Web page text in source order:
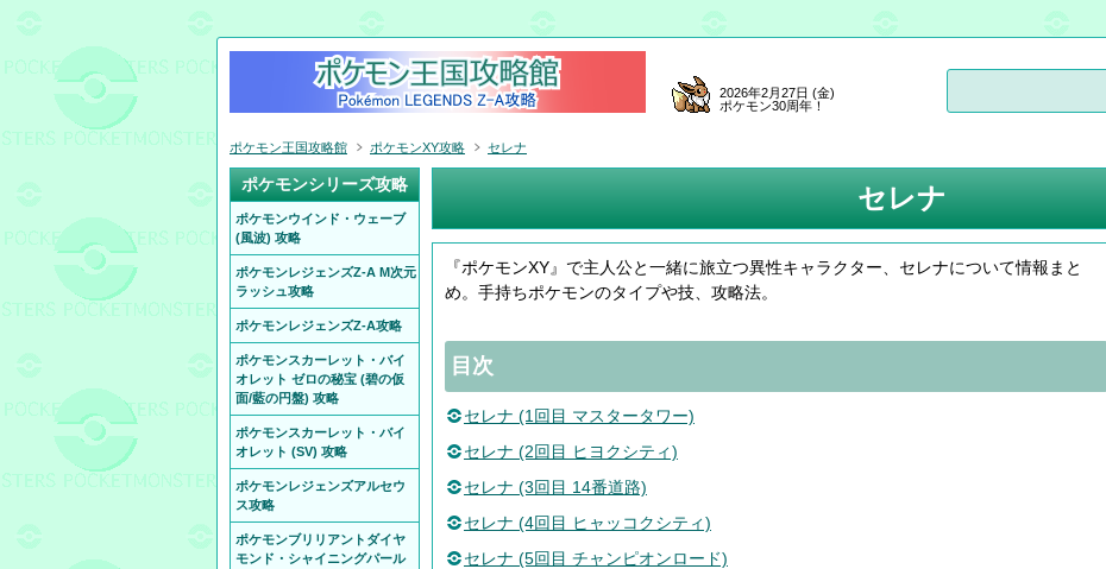
セレナ
『ポケモンXY』で主人公と一緒に旅立つ異性キャラクター、セレナについて情報まと
め。手持ちポケモンのタイプや技、攻略法。
目次
セレナ (1回目 マスタータワー)
セレナ (2回目 ヒヨクシティ)
セレナ (3回目 14番道路)
セレナ (4回目 ヒャッコクシティ)
セレナ (5回目 チャンピオンロード)
2026年2月27日 (金)
ポケモン30周年！
ポケモン王国攻略館 ポケモンXY攻略 セレナ
ポケモンシリーズ攻略
ポケモンウインド・ウェーブ
(風波) 攻略
ポケモンレジェンズZ-A M次元
ラッシュ攻略
ポケモンレジェンズZ-A攻略
ポケモンスカーレット・バイ
オレット ゼロの秘宝 (碧の仮
面/藍の円盤) 攻略
ポケモンスカーレット・バイ
オレット (SV) 攻略
ポケモンレジェンズアルセウ
ス攻略
ポケモンブリリアントダイヤ
モンド・シャイニングパール